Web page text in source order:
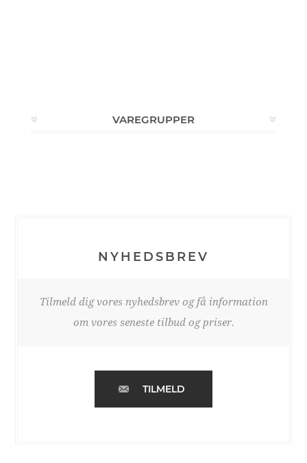
VAREGRUPPER
NYHEDSBREV
Tilmeld dig vores nyhedsbrev og få information
om vores seneste tilbud og priser.
TILMELD